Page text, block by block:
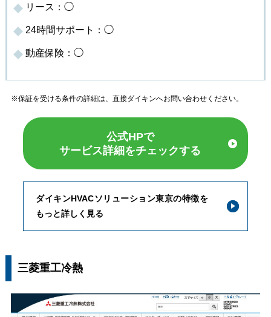
リース：◯
24時間サポート：◯
動産保険：◯
※保証を受ける条件の詳細は、直接ダイキンへお問い合わせください。
公式HPで
サービス詳細をチェックする
ダイキンHVACソリューション東京の特徴を
もっと詳しく見る
三菱重工冷熱